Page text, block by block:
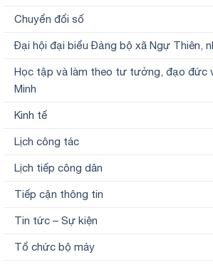
Chuyển đổi số
Đại hội đại biểu Đảng bộ xã Ngự Thiên,
Học tập và làm theo tư tưởng, đạo đức
Minh
Kinh tế
Lịch công tác
Lịch tiếp công dân
Tiếp cận thông tin
Tin tức – Sự kiện
Tổ chức bộ máy